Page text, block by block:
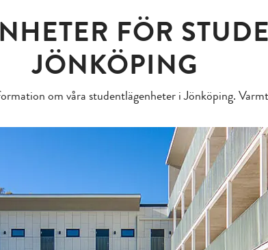
FÖR
JÖNKÖPING
om våra studentlägenheter i Jönköping.